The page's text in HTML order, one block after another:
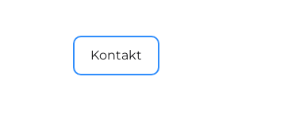
Kontakt